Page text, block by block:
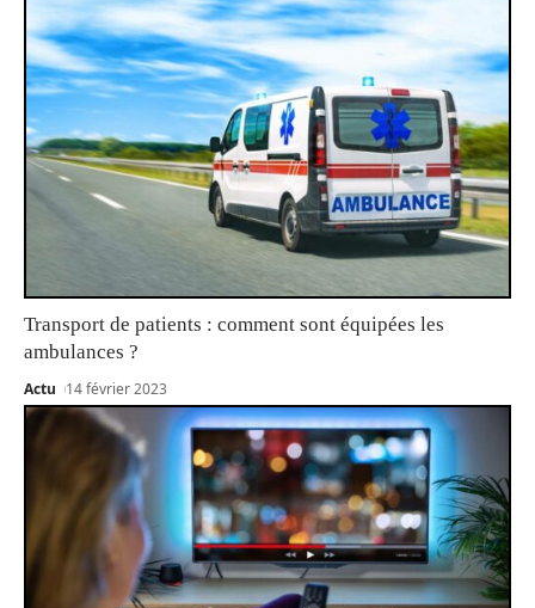
Transport de patients : comment sont équipées les
ambulances ?
Actu 14 février 2023